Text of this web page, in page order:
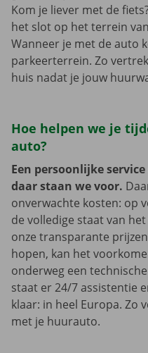
Kom je liever met de
het slot op het terrein
Wanneer je met de auto
parkeerterrein. Zo
huis nadat je jouw
Hoe helpen we je
auto?
Een persoonlijke
daar staan we voor.
onverwachte kosten: op
de volledige staat van
onze transparante
hopen, kan het
onderweg een
staat er 24/7 assistentie
klaar: in heel Europa. Zo
met je huurauto.